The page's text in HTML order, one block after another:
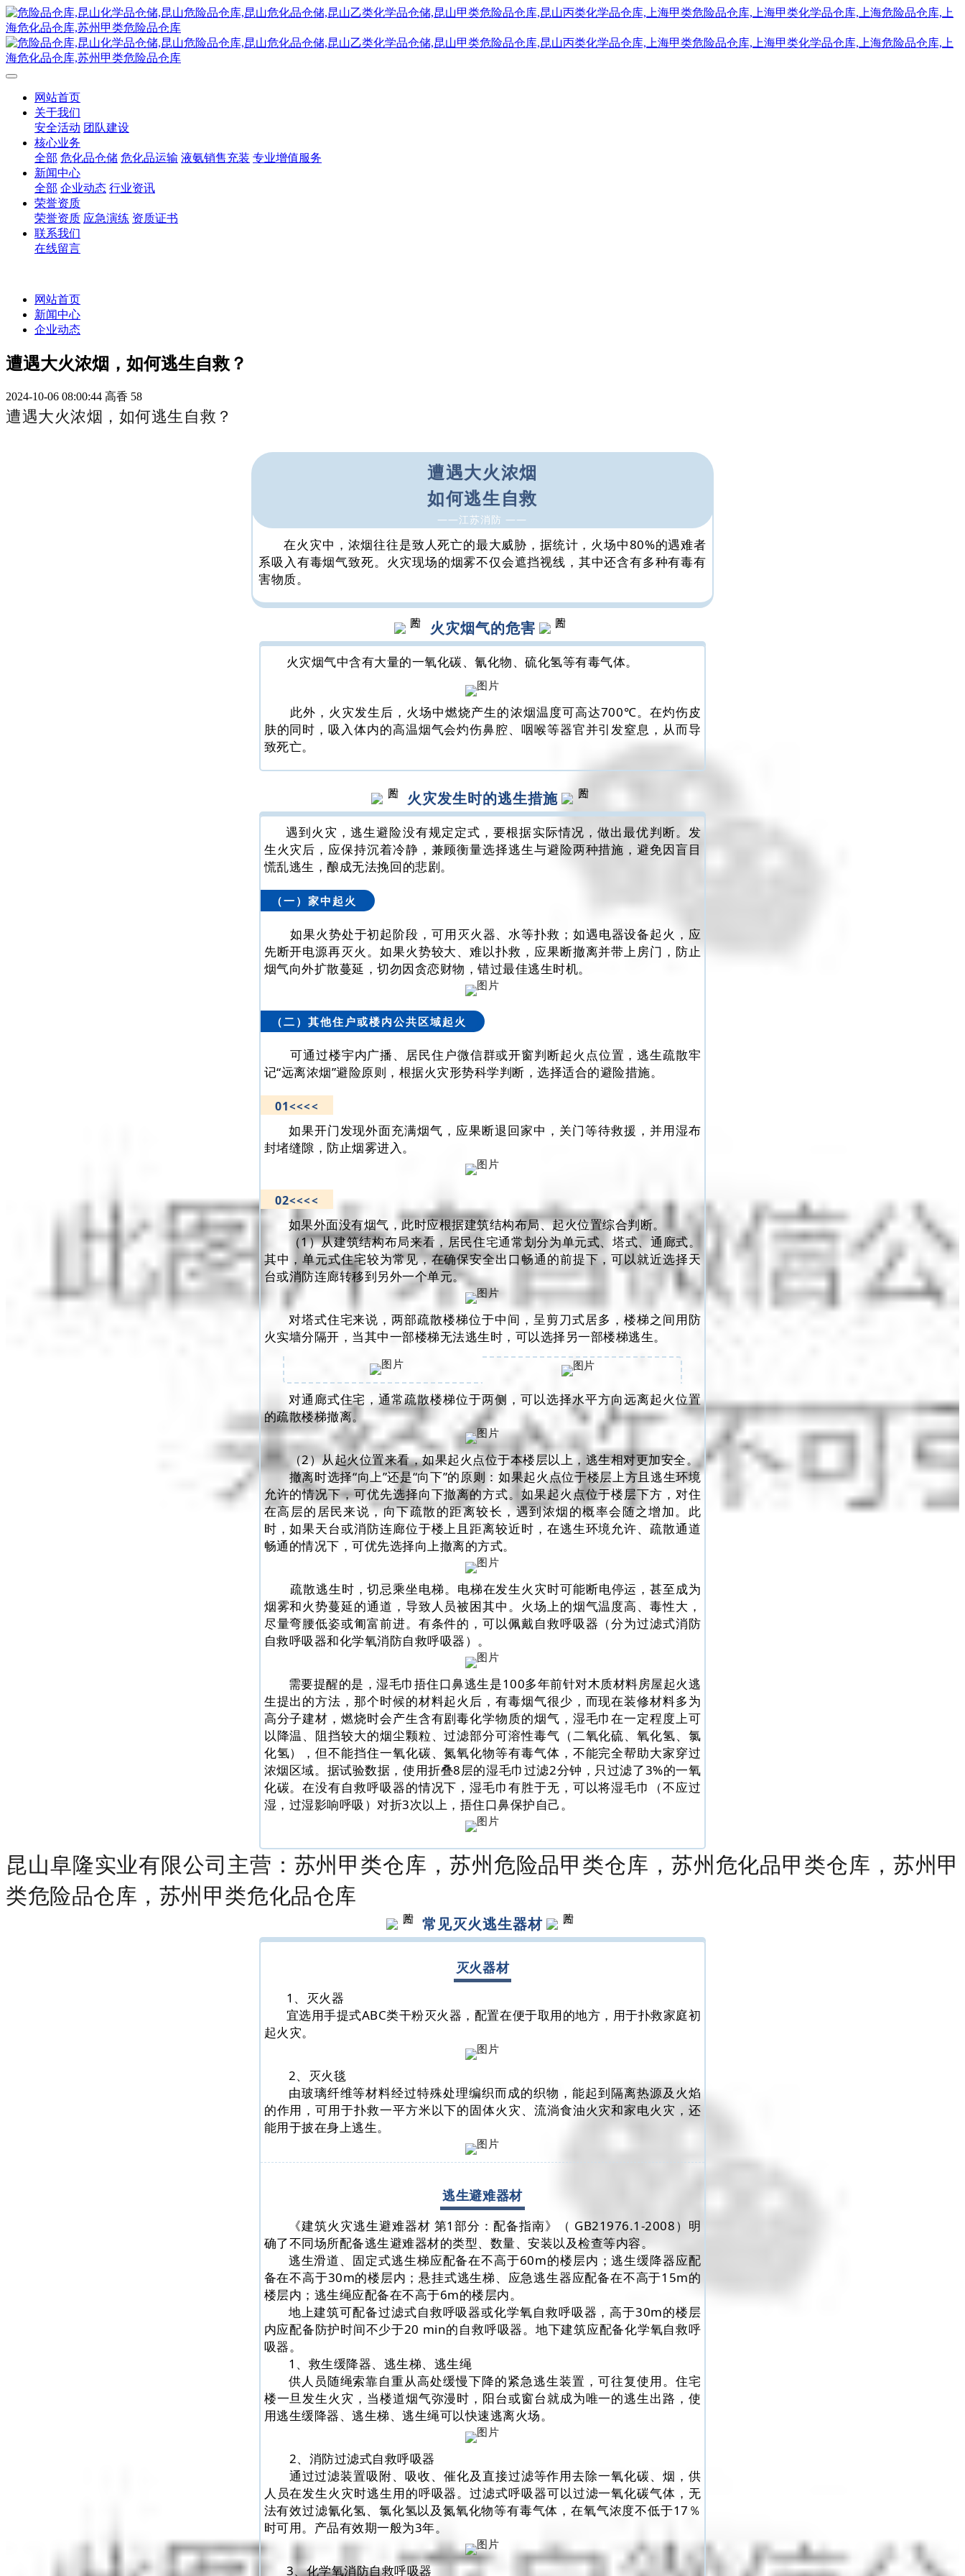
网站首页
关于我们
安全活动 团队建设
核心业务
全部 危化品仓储 危化品运输 液氨销售充装 专业增值服务
新闻中心
全部 企业动态 行业资讯
荣誉资质
荣誉资质 应急演练 资质证书
联系我们
在线留言
网站首页
新闻中心
企业动态
遭遇大火浓烟，如何逃生自救？
2024-10-06 08:00:44 高香 58
遭遇大火浓烟，如何逃生自救？
遭遇大火浓烟
如何逃生自救
——江苏消防 ——
在火灾中，浓烟往往是致人死亡的最大威胁，据统计，火场中80%的遇难者
系吸入有毒烟气致死。火灾现场的烟雾不仅会遮挡视线，其中还含有多种有毒有
害物质。
火灾烟气的危害
火灾烟气中含有大量的一氧化碳、氰化物、硫化氢等有毒气体。
此外，火灾发生后，火场中燃烧产生的浓烟温度可高达700℃。在灼伤皮
肤的同时，吸入体内的高温烟气会灼伤鼻腔、咽喉等器官并引发窒息，从而导
致死亡。
火灾发生时的逃生措施
遇到火灾，逃生避险没有规定定式，要根据实际情况，做出最优判断。发
生火灾后，应保持沉着冷静，兼顾衡量选择逃生与避险两种措施，避免因盲目
慌乱逃生，酿成无法挽回的悲剧。
（一）家中起火
如果火势处于初起阶段，可用灭火器、水等扑救；如遇电器设备起火，应
先断开电源再灭火。如果火势较大、难以扑救，应果断撤离并带上房门，防止
烟气向外扩散蔓延，切勿因贪恋财物，错过最佳逃生时机。
（二）其他住户或楼内公共区域起火
可通过楼宇内广播、居民住户微信群或开窗判断起火点位置，逃生疏散牢
记“远离浓烟”避险原则，根据火灾形势科学判断，选择适合的避险措施。
01<<<<
如果开门发现外面充满烟气，应果断退回家中，关门等待救援，并用湿布
封堵缝隙，防止烟雾进入。
02<<<<
如果外面没有烟气，此时应根据建筑结构布局、起火位置综合判断。
（1）从建筑结构布局来看，居民住宅通常划分为单元式、塔式、通廊式。
其中，单元式住宅较为常见，在确保安全出口畅通的前提下，可以就近选择天
台或消防连廊转移到另外一个单元。
对塔式住宅来说，两部疏散楼梯位于中间，呈剪刀式居多，楼梯之间用防
火实墙分隔开，当其中一部楼梯无法逃生时，可以选择另一部楼梯逃生。
对通廊式住宅，通常疏散楼梯位于两侧，可以选择水平方向远离起火位置
的疏散楼梯撤离。
（2）从起火位置来看，如果起火点位于本楼层以上，逃生相对更加安全。
撤离时选择“向上”还是“向下”的原则：如果起火点位于楼层上方且逃生环境
允许的情况下，可优先选择向下撤离的方式。如果起火点位于楼层下方，对住
在高层的居民来说，向下疏散的距离较长，遇到浓烟的概率会随之增加。此
时，如果天台或消防连廊位于楼上且距离较近时，在逃生环境允许、疏散通道
畅通的情况下，可优先选择向上撤离的方式。
疏散逃生时，切忌乘坐电梯。电梯在发生火灾时可能断电停运，甚至成为
烟雾和火势蔓延的通道，导致人员被困其中。火场上的烟气温度高、毒性大，
尽量弯腰低姿或匍富前进。有条件的，可以佩戴自救呼吸器（分为过滤式消防
自救呼吸器和化学氧消防自救呼吸器）。
需要提醒的是，湿毛巾捂住口鼻逃生是100多年前针对木质材料房屋起火逃
生提出的方法，那个时候的材料起火后，有毒烟气很少，而现在装修材料多为
高分子建材，燃烧时会产生含有剧毒化学物质的烟气，湿毛巾在一定程度上可
以降温、阻挡较大的烟尘颗粒、过滤部分可溶性毒气（二氧化硫、氧化氢、氯
化氢），但不能挡住一氧化碳、氮氧化物等有毒气体，不能完全帮助大家穿过
浓烟区域。据试验数据，使用折叠8层的湿毛巾过滤2分钟，只过滤了3%的一氧
化碳。在没有自救呼吸器的情况下，湿毛巾有胜于无，可以将湿毛巾（不应过
湿，过湿影响呼吸）对折3次以上，捂住口鼻保护自己。
昆山阜隆实业有限公司主营：苏州甲类仓库，苏州危险品甲类仓库，苏州危化品甲类仓库，苏州甲
类危险品仓库，苏州甲类危化品仓库
常见灭火逃生器材
灭火器材
1、灭火器
宜选用手提式ABC类干粉灭火器，配置在便于取用的地方，用于扑救家庭初
起火灾。
2、灭火毯
由玻璃纤维等材料经过特殊处理编织而成的织物，能起到隔离热源及火焰
的作用，可用于扑救一平方米以下的固体火灾、流淌食油火灾和家电火灾，还
能用于披在身上逃生。
逃生避难器材
《建筑火灾逃生避难器材 第1部分：配备指南》（ GB21976.1-2008）明
确了不同场所配备逃生避难器材的类型、数量、安装以及检查等内容。
逃生滑道、固定式逃生梯应配备在不高于60m的楼层内；逃生缓降器应配
备在不高于30m的楼层内；悬挂式逃生梯、应急逃生器应配备在不高于15m的
楼层内；逃生绳应配备在不高于6m的楼层内。
地上建筑可配备过滤式自救呼吸器或化学氧自救呼吸器，高于30m的楼层
内应配备防护时间不少于20 min的自救呼吸器。地下建筑应配备化学氧自救呼
吸器。
1、救生缓降器、逃生梯、逃生绳
供人员随绳索靠自重从高处缓慢下降的紧急逃生装置，可往复使用。住宅
楼一旦发生火灾，当楼道烟气弥漫时，阳台或窗台就成为唯一的逃生出路，使
用逃生缓降器、逃生梯、逃生绳可以快速逃离火场。
2、消防过滤式自救呼吸器
通过过滤装置吸附、吸收、催化及直接过滤等作用去除一氧化碳、烟，供
人员在发生火灾时逃生用的呼吸器。过滤式呼吸器可以过滤一氧化碳气体，无
法有效过滤氰化氢、氯化氢以及氮氧化物等有毒气体，在氧气浓度不低于17％
时可用。产品有效期一般为3年。
3、化学氧消防自救呼吸器